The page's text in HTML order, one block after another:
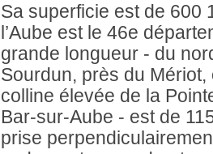
Sa superficie est de 600
l’Aube est le 46e
grande longueur - du
Sourdun, près du
colline élevée de la
Bar-sur-Aube - est de
prise